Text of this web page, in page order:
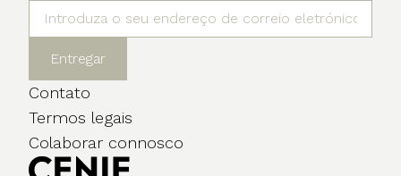
Entregar
Contato
Termos legais
Colaborar connosco